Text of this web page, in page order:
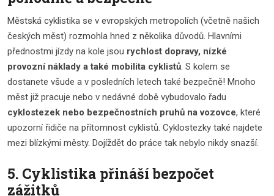
Městská cyklistika se v evropských metropolích (včetně našich
českých měst) rozmohla hned z několika důvodů. Hlavními
přednostmi jízdy na kole jsou rychlost dopravy, nízké
provozní náklady a také mobilita cyklistů. S kolem se
dostanete všude a v posledních letech také bezpečně! Mnoho
měst již pracuje nebo v nedávné době vybudovalo řadu
cyklostezek nebo bezpečnostních pruhů na vozovce, které
upozorní řidiče na přítomnost cyklistů. Cyklostezky také najdete
mezi blízkými městy. Dojíždět do práce tak nebylo nikdy snazší.
5. Cyklistika přináší bezpočet
zážitků